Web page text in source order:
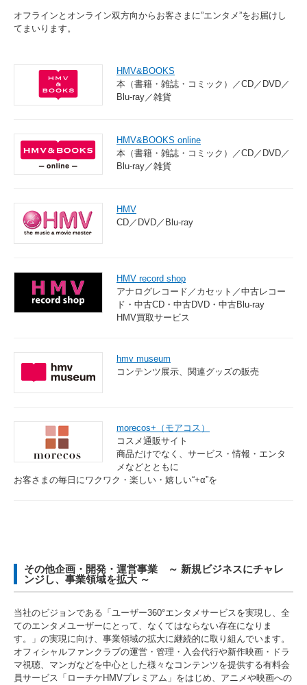
オフラインとオンライン双方向からお客さまに”エンタメ”をお届けし
てまいります。
HMV&BOOKS
本（書籍・雑誌・コミック）／CD／DVD／
Blu-ray／雑貨
HMV&BOOKS online
本（書籍・雑誌・コミック）／CD／DVD／
Blu-ray／雑貨
HMV
CD／DVD／Blu-ray
HMV record shop
アナログレコード／カセット／中古レコー
ド・中古CD・中古DVD・中古Blu-ray
HMV買取サービス
hmv museum
コンテンツ展示、関連グッズの販売
morecos+（モアコス）
コスメ通販サイト
商品だけでなく、サービス・情報・エンタ
メなどとともに
お客さまの毎日にワクワク・楽しい・嬉しい“+α”を
その他企画・開発・運営事業 ～ 新規ビジネスにチャレ
ンジし、事業領域を拡大 ～
当社のビジョンである「ユーザー360°エンタメサービスを実現し、全
てのエンタメユーザーにとって、なくてはならない存在になりま
す。」の実現に向け、事業領域の拡大に継続的に取り組んでいます。
オフィシャルファンクラブの運営・管理・入会代行や新作映画・ドラ
マ視聴、マンガなどを中心とした様々なコンテンツを提供する有料会
員サービス「ローチケHMVプレミアム」をはじめ、アニメや映画への